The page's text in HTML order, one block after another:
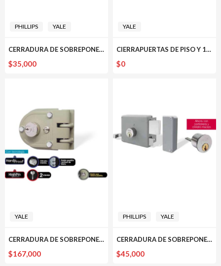
PHILLIPS YALE
CERRADURA DE SOBREPONER 2250 PHILLIPS
$35,000
YALE
CIERRAPUERTAS DE PISO Y 1001 YALE
$0
YALE
CERRADURA DE SOBREPONER 396 YALE
$167,000
PHILLIPS YALE
CERRADURA DE SOBREPONER 650 PHILLIPS
$45,000